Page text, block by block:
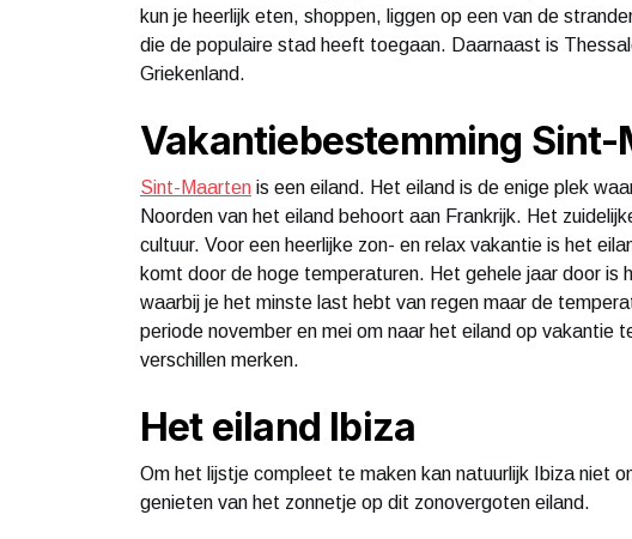
kun je heerlijk eten, shoppen, liggen op een van de
die de populaire stad heeft toegaan. Daarnaast is
Griekenland.
Vakantiebestemming Sint-
Sint-Maarten is een eiland. Het eiland is de enige plek
Noorden van het eiland behoort aan Frankrijk. Het
cultuur. Voor een heerlijke zon- en relax vakantie is het
komt door de hoge temperaturen. Het gehele jaar door is
waarbij je het minste last hebt van regen maar de
periode november en mei om naar het eiland op vakantie
verschillen merken.
Het eiland Ibiza
Om het lijstje compleet te maken kan natuurlijk Ibiza niet
genieten van het zonnetje op dit zonovergoten eiland.